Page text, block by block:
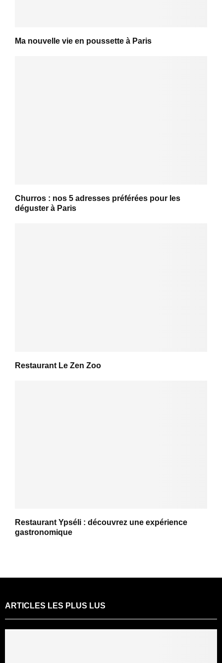
Ma nouvelle vie en poussette à Paris
Churros : nos 5 adresses préférées pour les
déguster à Paris
Restaurant Le Zen Zoo
Restaurant Ypséli : découvrez une expérience
gastronomique
ARTICLES LES PLUS LUS